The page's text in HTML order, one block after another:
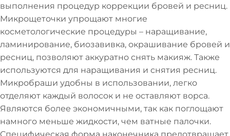
выполнения процедур коррекции бровей и ресниц.
Микрощеточки упрощают многие
косметологические процедуры – наращивание,
ламинирование, биозавивка, окрашивание бровей и
ресниц, позволяют аккуратно снять макияж. Также
используются для наращивания и снятия ресниц.
Микробраши удобны в использовании, легко
отделяют каждый волосок и не оставляют ворса.
Являются более экономичными, так как поглощают
намного меньше жидкости, чем ватные палочки.
Cпецифическая форма наконечника предотвращает